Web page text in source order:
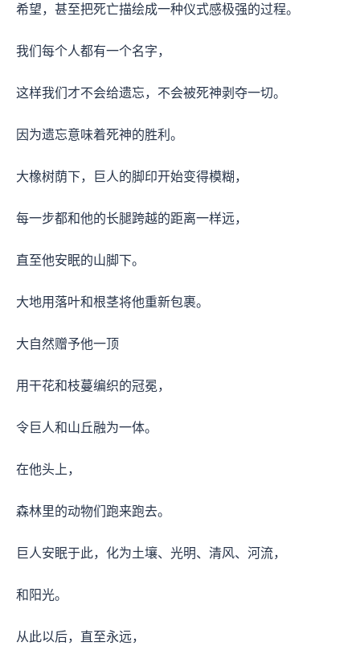
希望，甚至把死亡描绘成一种仪式感极强的过程。
我们每个人都有一个名字，
这样我们才不会给遗忘，不会被死神剥夺一切。
因为遗忘意味着死神的胜利。
大橡树荫下，巨人的脚印开始变得模糊，
每一步都和他的长腿跨越的距离一样远，
直至他安眠的山脚下。
大地用落叶和根茎将他重新包裹。
大自然赠予他一顶
用干花和枝蔓编织的冠冕，
令巨人和山丘融为一体。
在他头上，
森林里的动物们跑来跑去。
巨人安眠于此，化为土壤、光明、清风、河流，
和阳光。
从此以后，直至永远，